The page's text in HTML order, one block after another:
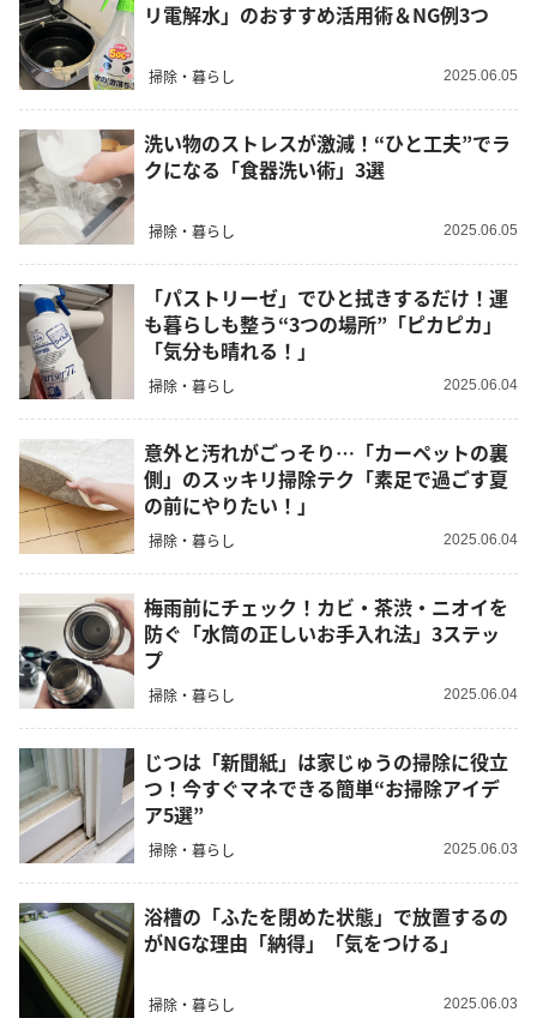
リ電解水」のおすすめ活用術＆NG例3つ
掃除・暮らし 2025.06.05
洗い物のストレスが激減！“ひと工夫”でラ
クになる「食器洗い術」3選
掃除・暮らし 2025.06.05
「パストリーゼ」でひと拭きするだけ！運
も暮らしも整う“3つの場所”「ピカピカ」
「気分も晴れる！」
掃除・暮らし 2025.06.04
意外と汚れがごっそり…「カーペットの裏
側」のスッキリ掃除テク「素足で過ごす夏
の前にやりたい！」
掃除・暮らし 2025.06.04
梅雨前にチェック！カビ・茶渋・ニオイを
防ぐ「水筒の正しいお手入れ法」3ステッ
プ
掃除・暮らし 2025.06.04
じつは「新聞紙」は家じゅうの掃除に役立
つ！今すぐマネできる簡単“お掃除アイデ
ア5選”
掃除・暮らし 2025.06.03
浴槽の「ふたを閉めた状態」で放置するの
がNGな理由「納得」「気をつける」
掃除・暮らし 2025.06.03